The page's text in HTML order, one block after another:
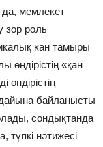
мемлекет
зор роль
кан тамыры
өндірістің «қан
байланысты
сондықтанда
түпкі нәтижесі